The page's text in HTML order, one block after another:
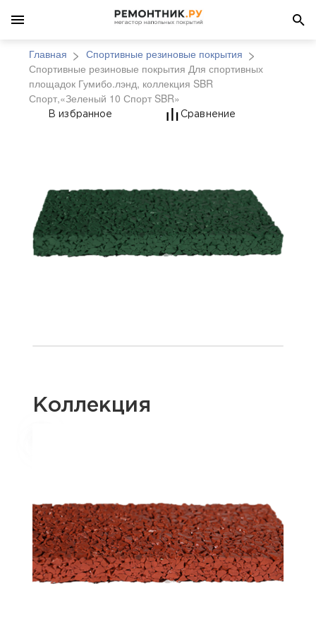
Главная
Спортивные резиновые покрытия
Спортивные резиновые покрытия Для спортивных
площадок Гумибо.лэнд, коллекция SBR
Спорт,«Зеленый 10 Спорт SBR»
Спортивные
В избранное Сравнение
Коллекция